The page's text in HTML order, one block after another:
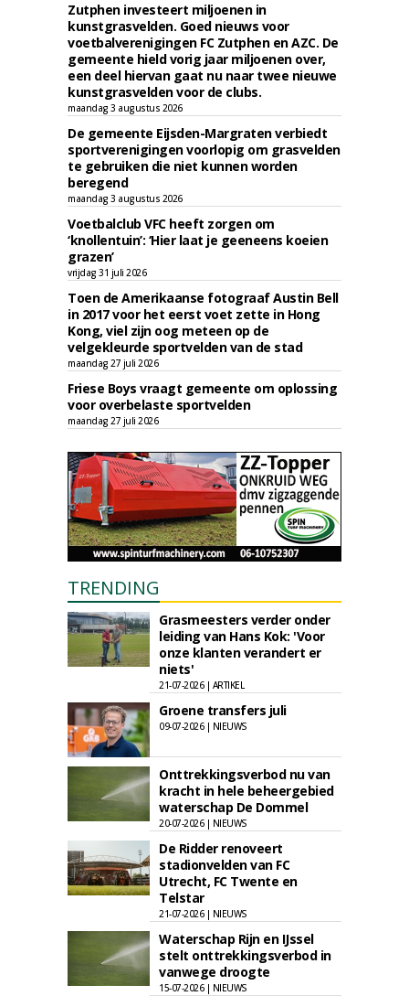
Zutphen investeert miljoenen in
kunstgrasvelden. Goed nieuws voor
voetbalverenigingen FC Zutphen en AZC. De
gemeente hield vorig jaar miljoenen over,
een deel hiervan gaat nu naar twee nieuwe
kunstgrasvelden voor de clubs.
maandag 3 augustus 2026
De gemeente Eijsden-Margraten verbiedt
sportverenigingen voorlopig om grasvelden
te gebruiken die niet kunnen worden
beregend
maandag 3 augustus 2026
Voetbalclub VFC heeft zorgen om
‘knollentuin’: ‘Hier laat je geeneens koeien
grazen’
vrijdag 31 juli 2026
Toen de Amerikaanse fotograaf Austin Bell
in 2017 voor het eerst voet zette in Hong
Kong, viel zijn oog meteen op de
velgekleurde sportvelden van de stad
maandag 27 juli 2026
Friese Boys vraagt gemeente om oplossing
voor overbelaste sportvelden
maandag 27 juli 2026
TRENDING
Grasmeesters verder onder
leiding van Hans Kok: 'Voor
onze klanten verandert er
niets'
21-07-2026 | ARTIKEL
Groene transfers juli
09-07-2026 | NIEUWS
Onttrekkingsverbod nu van
kracht in hele beheergebied
waterschap De Dommel
20-07-2026 | NIEUWS
De Ridder renoveert
stadionvelden van FC
Utrecht, FC Twente en
Telstar
21-07-2026 | NIEUWS
Waterschap Rijn en IJssel
stelt onttrekkingsverbod in
vanwege droogte
15-07-2026 | NIEUWS